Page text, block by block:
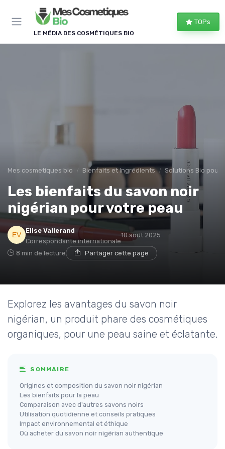
LE MÉDIA DES COSMÉTIQUES BIO
TOPs
Mes cosmetiques bio Bienfaits et Ingrédients Solutions Bio pour
Les bienfaits du savon noir
nigérian pour votre peau
Elise Vallerand
Correspondante internationale
10 août 2025
8 min de lecture Partager cette page
Explorez les avantages du savon noir
nigérian, un produit phare des cosmétiques
organiques, pour une peau saine et éclatante.
SOMMAIRE
Origines et composition du savon noir nigérian
Les bienfaits pour la peau
Comparaison avec d'autres savons noirs
Utilisation quotidienne et conseils pratiques
Impact environnemental et éthique
Où acheter du savon noir nigérian authentique
Panneau de gestion des cookies